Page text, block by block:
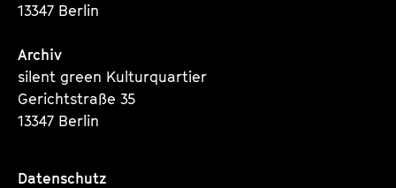
13347 Berlin
Archiv
silent green Kulturquartier
Gerichtstraße 35
13347 Berlin
Datenschutz